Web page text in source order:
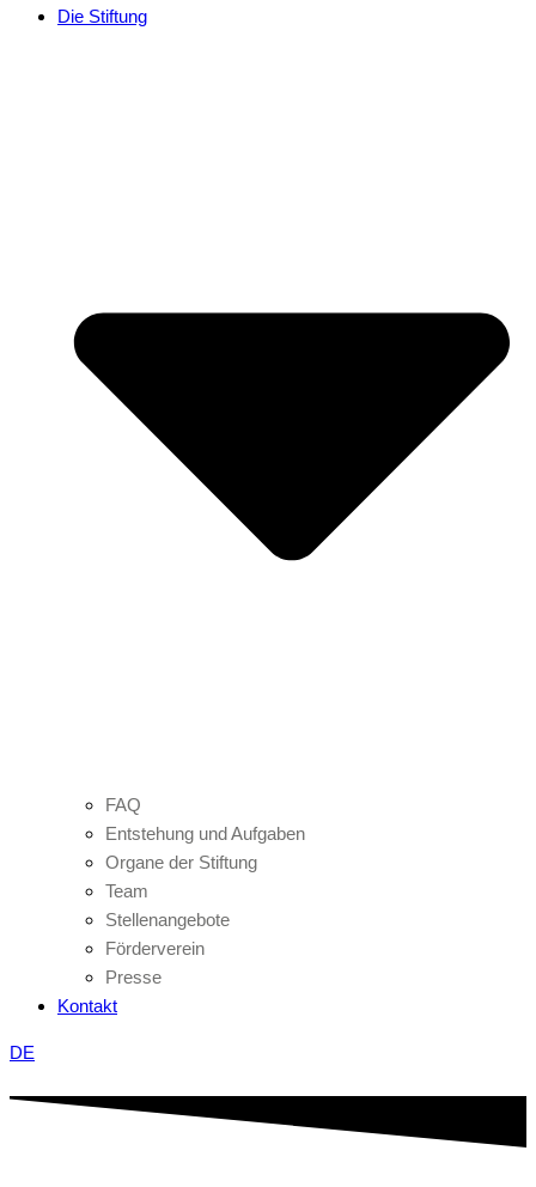
Die Stiftung
FAQ
Entstehung und Aufgaben
Organe der Stiftung
Team
Stellenangebote
Förderverein
Presse
Kontakt
DE